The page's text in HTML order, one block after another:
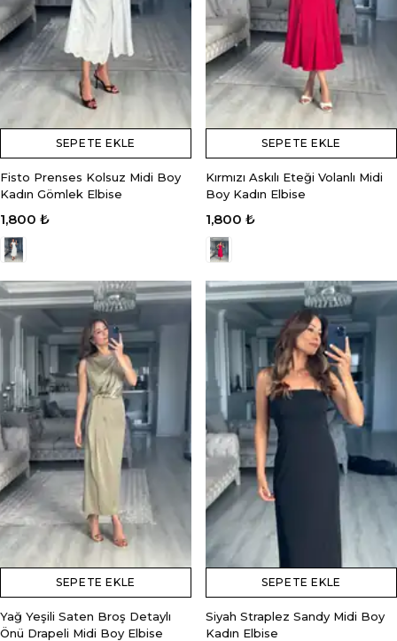
SEPETE EKLE
Fisto Prenses Kolsuz Midi Boy
Kadın Gömlek Elbise
1,800 ₺
SEPETE EKLE
Kırmızı Askılı Eteği Volanlı Midi
Boy Kadın Elbise
1,800 ₺
SEPETE EKLE
Yağ Yeşili Saten Broş Detaylı
Önü Drapeli Midi Boy Elbise
SEPETE EKLE
Siyah Straplez Sandy Midi Boy
Kadın Elbise